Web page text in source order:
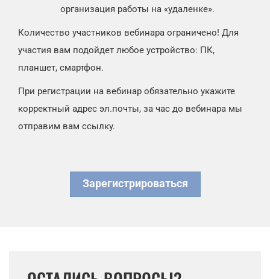
организация работы на «удаленке».
Количество участников вебинара ограничено! Для
участия вам подойдет любое устройство: ПК,
планшет, смартфон.
При регистрации на вебинар обязательно укажите
корректный адрес эл.почты, за час до вебинара мы
отправим вам ссылку.
Зарегистрироваться